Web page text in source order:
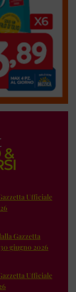
Ufficiale
Gazzetta
giugno 2026
Ufficiale